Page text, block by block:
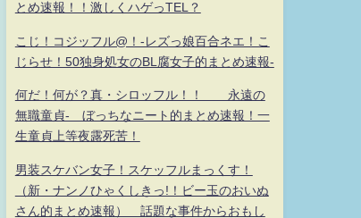
とめ速報！！激しくハゲっTEL？
こじ！コジッフル@！-レズっ娘百合ネエ！こ
じらせ！50独身処女のBL腐女子的まとめ速報-
何だ！何が？真・シロッフル！！ 永遠の
無職童貞- ぼっちなニート的まとめ速報！一
生童貞上等夜露死苦！
男装スケバン女子！スケッフルまっくす！
（新・ナンノひゃくしきっ!！ビー玉のおいぬ
さん的まとめ速報） 話題な事件からおもし